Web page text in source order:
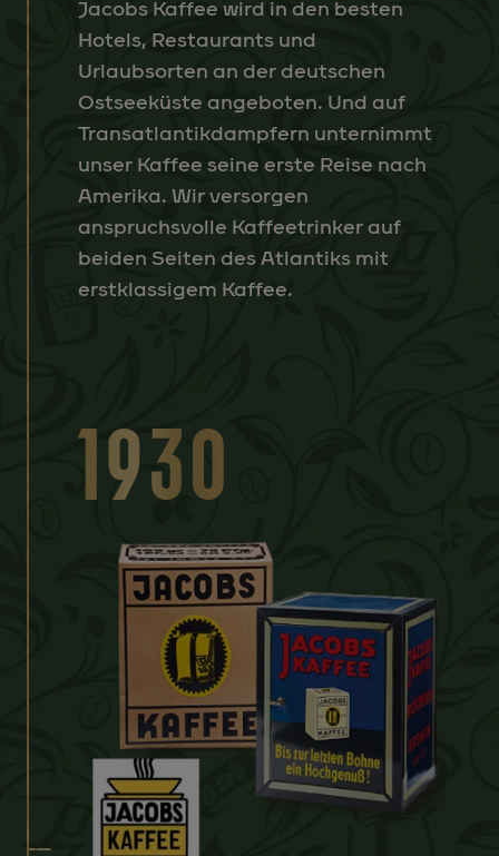
Jacobs Kaffee wird in den besten
Hotels, Restaurants und
Urlaubsorten an der deutschen
Ostseeküste angeboten. Und auf
Transatlantikdampfern unternimmt
unser Kaffee seine erste Reise nach
Amerika. Wir versorgen
anspruchsvolle Kaffeetrinker auf
beiden Seiten des Atlantiks mit
erstklassigem Kaffee.
1930